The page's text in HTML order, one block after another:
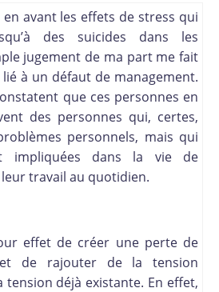
avant les effets de stress qui
des suicides dans les
jugement de ma part me fait
lié à un défaut de management.
que ces personnes en
des personnes qui, certes,
personnels, mais qui
impliquées dans la vie de
travail au quotidien.
effet de créer une perte de
de rajouter de la tension
déjà existante. En effet,